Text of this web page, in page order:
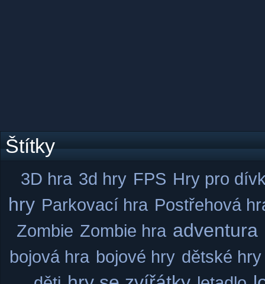
Štítky
3D hra 3d hry FPS Hry pro
hry Parkovací hra Postřehová
Zombie Zombie hra adventura
bojová hra bojové hry dětské hry